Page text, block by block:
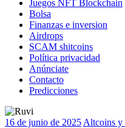
Juegos NFT Blockchain
Bolsa
Finanzas e inversion
Airdrops
SCAM shitcoins
Política privacidad
Anúnciate
Contacto
Predicciones
16 de junio de 2025 Altcoins y